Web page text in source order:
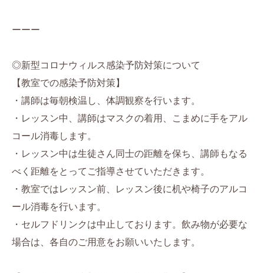
ーーー
◎新型コロナウィルス感染予防対策について
【教室での感染予防対策】
・講師は毎朝検温し、体調観察を行います。
・レッスン中、講師はマスクの着用、こまめに手をアル
コール消毒します。
・レッスン中は生徒さん同士の距離を保ち、講師もなる
べく距離をとってご指導させていただきます。
・教室ではレッスン前、レッスン後に机や椅子のアルコ
ール消毒を行います。
・セルフドリンクは中止しております。飲み物が必要な
場合は、各自のご用意をお願いいたします。